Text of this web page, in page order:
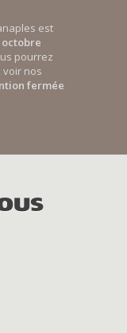
est
octobre
pourrez
voir nos
fermée